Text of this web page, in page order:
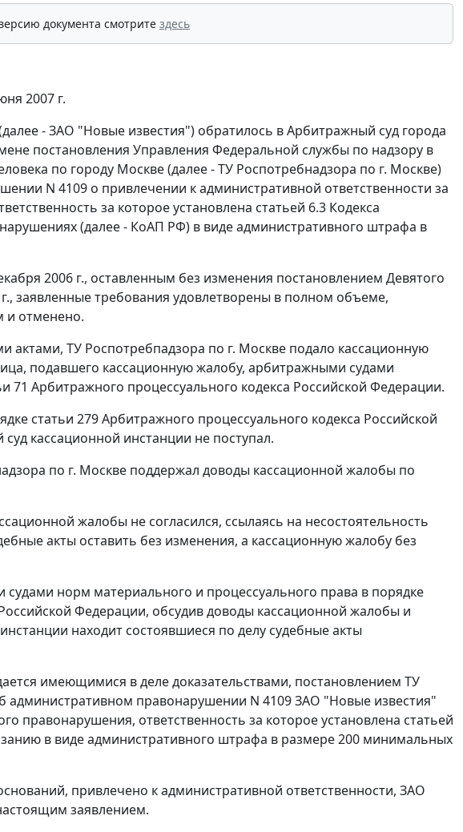
документа смотрите здесь
2007 г.
- ЗАО "Новые известия") обратилось в Арбитражный суд города
постановления Управления Федеральной службы по надзору в
по городу Москве (далее - ТУ Роспотребнадзора по г. Москве)
N 4109 о привлечении к административной ответственности за
за которое установлена статьей 6.3 Кодекса
(далее - КоАП РФ) в виде административного штрафа в
2006 г., оставленным без изменения постановлением Девятого
заявленные требования удовлетворены в полном объеме,
и отменено.
актами, ТУ Роспотребпадзора по г. Москве подало кассационную
подавшего кассационную жалобу, арбитражными судами
71 Арбитражного процессуального кодекса Российской Федерации.
статьи 279 Арбитражного процессуального кодекса Российской
кассационной инстанции не поступал.
по г. Москве поддержал доводы кассационной жалобы по
жалобы не согласился, ссылаясь на несостоятельность
акты оставить без изменения, а кассационную жалобу без
норм материального и процессуального права в порядке
Федерации, обсудив доводы кассационной жалобы и
находит состоявшиеся по делу судебные акты
имеющимися в деле доказательствами, постановлением ТУ
административном правонарушении N 4109 ЗАО "Новые известия"
правонарушения, ответственность за которое установлена статьей
в виде административного штрафа в размере 200 минимальных
привлечено к административной ответственности, ЗАО
заявлением.